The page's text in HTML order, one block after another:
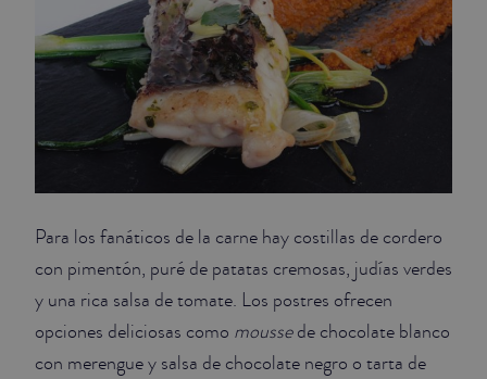
Para los fanáticos de la carne hay costillas de cordero
con pimentón, puré de patatas cremosas, judías verdes
y una rica salsa de tomate. Los postres ofrecen
opciones deliciosas como moussede chocolate blanco
con merengue y salsa de chocolate negro o tarta de